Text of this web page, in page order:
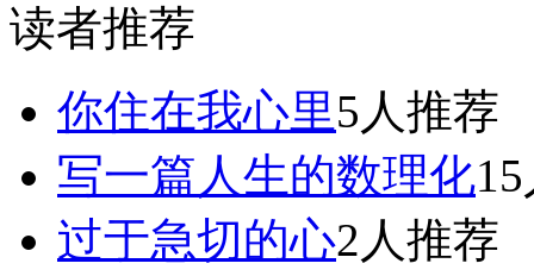
读者推荐
你住在我心里5人推荐
写一篇人生的数理化
过于急切的心2人推荐